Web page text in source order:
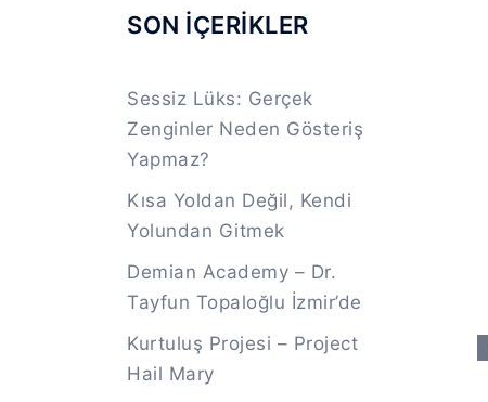
SON İÇERİKLER
Sessiz Lüks: Gerçek
Zenginler Neden Gösteriş
Yapmaz?
Kısa Yoldan Değil, Kendi
Yolundan Gitmek
Demian Academy – Dr.
Tayfun Topaloğlu İzmir’de
Kurtuluş Projesi – Project
Hail Mary